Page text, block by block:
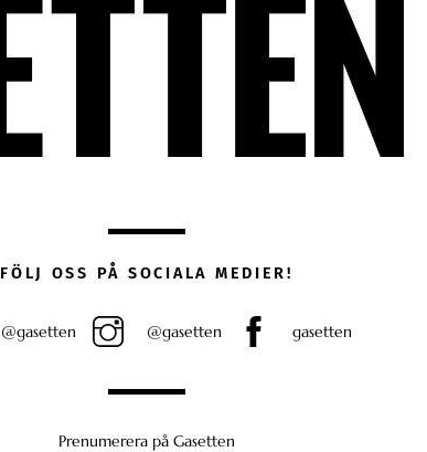
FÖLJ OSS PÅ SOCIALA MEDIER!
@gasetten @gasetten gasetten
Prenumerera på Gasetten